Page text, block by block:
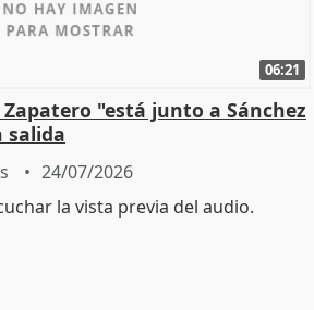
06:21
"está junto a Sánchez
salida
24/07/2026